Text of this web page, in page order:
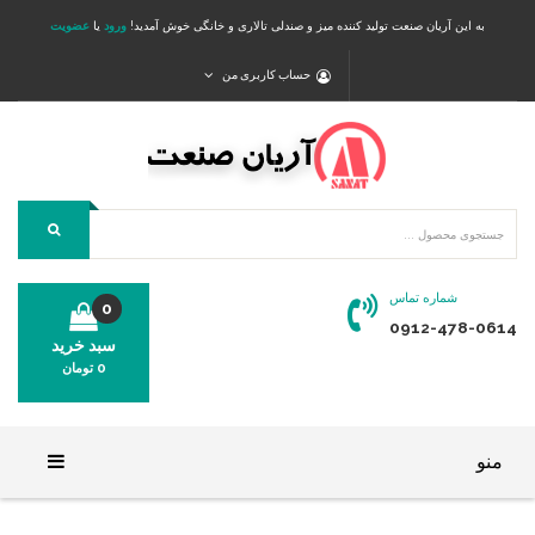
به این آریان صنعت تولید کننده میز و صندلی تالاری و خانگی خوش آمدید! ورود یا عضویت
حساب کاربری من
شماره تماس
0912-478-0614
سبد خرید
0
0 تومان
منو